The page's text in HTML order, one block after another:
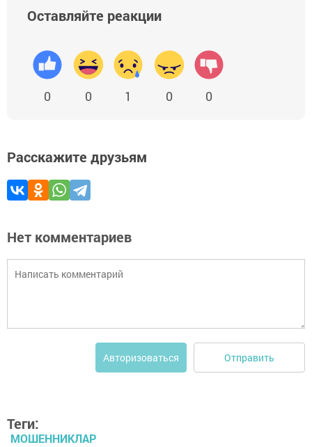
Оставляйте реакции
0 0 1 0 0
Расскажите друзьям
Нет комментариев
Авторизоваться Отправить
Теги:
МОШЕННИКЛАР